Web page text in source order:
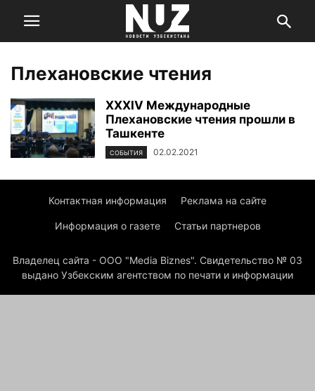
Плехановские чтения
XXXIV Международные
Плехановские чтения прошли в
Ташкенте
СОБЫТИЯ 02.02.2021
Контактная информация Реклама на сайте
Информация о газете Статьи партнеров
Владелец сайта - ООО "Media Biznes". Свидетельство № 03
выдано Узбекским агентством по печати и информации